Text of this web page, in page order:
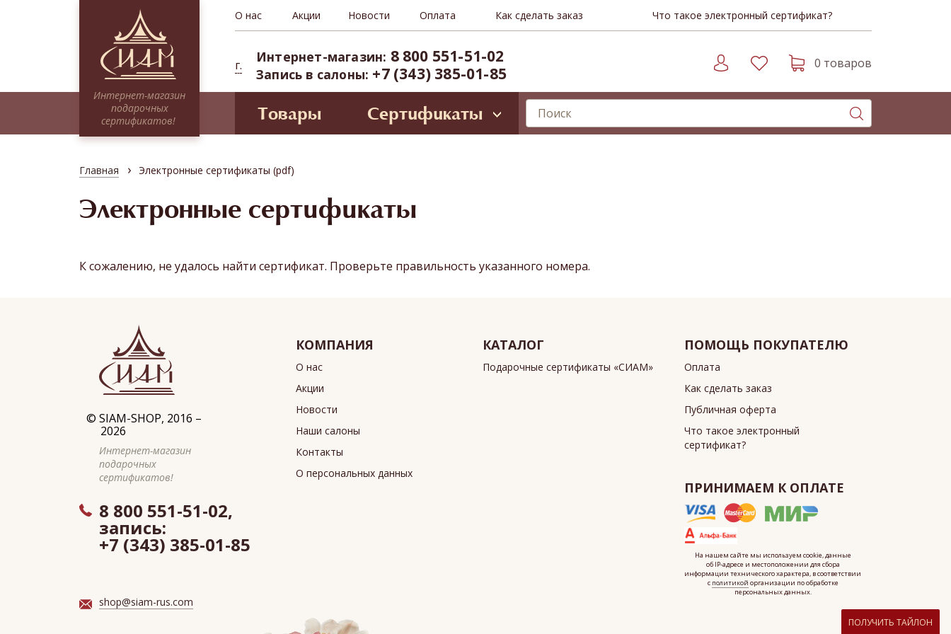
Интернет-магазин
подарочных
сертификатов!
О нас Акции Новости Оплата Как сделать заказ Что такое электронный сертификат?
г. Интернет-магазин: 8 800 551-51-02
Запись в салоны: +7 (343) 385-01-85
0 товаров
Товары Сертификаты
Тайские традиции
Миксы
Программы для двоих
Сиам Oriental SPA (ул. Б.Ельцина, 8)
СПА-пространство Тайнесс (Вайнера, 60)
Депозиты и VIP-карты
Главная › Электронные сертификаты (pdf)
Электронные сертификаты
К сожалению, не удалось найти сертификат. Проверьте правильность указанного номера.
© SIAM-SHOP, 2016 –
2026
Интернет-магазин
подарочных
сертификатов!
8 800 551-51-02,
запись:
+7 (343) 385-01-85
shop@siam-rus.com
КОМПАНИЯ
О нас
Акции
Новости
Наши салоны
Контакты
О персональных данных
КАТАЛОГ
Подарочные сертификаты «СИАМ»
ПОМОЩЬ ПОКУПАТЕЛЮ
Оплата
Как сделать заказ
Публичная оферта
Что такое электронный
сертификат?
ПРИНИМАЕМ К ОПЛАТЕ
На нашем сайте мы используем cookie, данные
об IP-адресе и местоположении для сбора
информации технического характера, в соответствии
с политикой организации по обработке
персональных данных.
ПОЛУЧИТЬ ТАЙЛОН